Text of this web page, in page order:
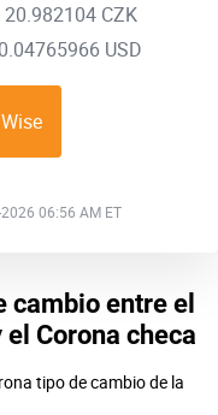
CZK
USD
06:56 AM ET
cambio entre el
Corona checa
tipo de cambio de la